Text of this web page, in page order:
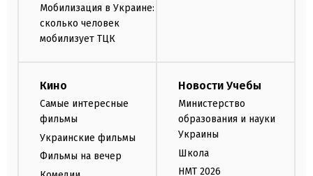
Мобилизация в Украине:
сколько человек
мобилизует ТЦК
Кино
Самые интересные
фильмы
Украинские фильмы
Фильмы на вечер
Новости Учебы
Министерство
образования и науки
Украины
Школа
НМТ 2026